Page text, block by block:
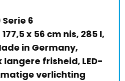
Serie 6
x 56 cm nis, 285 l,
in Germany,
langere frisheid, LED-
verlichting